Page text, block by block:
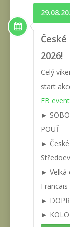
2026!
Celý
start
FB event
►
POUŤ
►
► Velká
►
►